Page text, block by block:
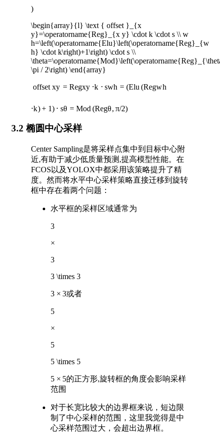
)
\begin{array}{l} \text { offset }_{x
y}=\operatorname{Reg}_{x y} \cdot k \cdot s \\ w
h=\left(\operatorname{Elu}\left(\operatorname{Reg}_{w
h} \cdot k\right)+1\right) \cdot s \\
\pi / 2\right) \end{array}
offset xy = Regxy ⋅k ⋅ swh = (Elu (Regwh
⋅k) + 1) ⋅ sθ = Mod (Regθ, π/2)
3.2 椭圆中心采样
Center Sampling是将采样点集中到目标中心附
近,有助于减少低质量预测,提高模型性能。在
FCOS以及YOLOX中都采用该策略提升了精
度。然而将水平中心采样策略直接迁移到旋转
框中存在着两个问题：
水平框的采样区域通常为
3
×
3
3 \times 3
3 × 3或者
5
×
5
5 \times 5
5 × 5的正方形,旋转框的角度会影响采样
范围
对于长宽比较大的边界框来说，短边限
制了中心采样的范围，这里我觉得是中
心采样范围过大，会超出边界框。